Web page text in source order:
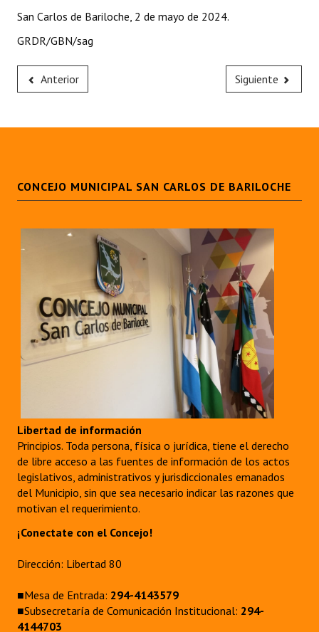
Antiguos Pobladores - Registro
Reconocimientos - Registro
Bariloche, Municipio intercultural
Entrega de distinciones
San Carlos de Bariloche, 2 de mayo de 2024.
GRDR/GBN/sag
Anterior Siguiente
CONCEJO MUNICIPAL SAN CARLOS DE BARILOCHE
Libertad de información
Principios. Toda persona, física o jurídica, tiene el derecho
de libre acceso a las fuentes de información de los actos
legislativos, administrativos y jurisdiccionales emanados
del Municipio, sin que sea necesario indicar las razones que
motivan el requerimiento.
¡Conectate con el Concejo!
Dirección: Libertad 80
■Mesa de Entrada: 294-4143579
■Subsecretaría de Comunicación Institucional: 294-
4144703